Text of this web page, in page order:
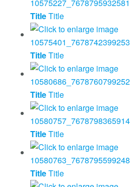
TitleTitle
TitleTitle
TitleTitle
TitleTitle
TitleTitle